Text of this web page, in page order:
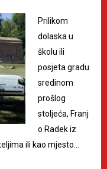
Prilikom
dolaska u
školu ili
posjeta gradu
sredinom
prošlog
stoljeća, Franj
o Radek iz
ili kao mjesto…